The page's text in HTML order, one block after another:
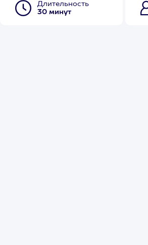
Длительность
30 минут